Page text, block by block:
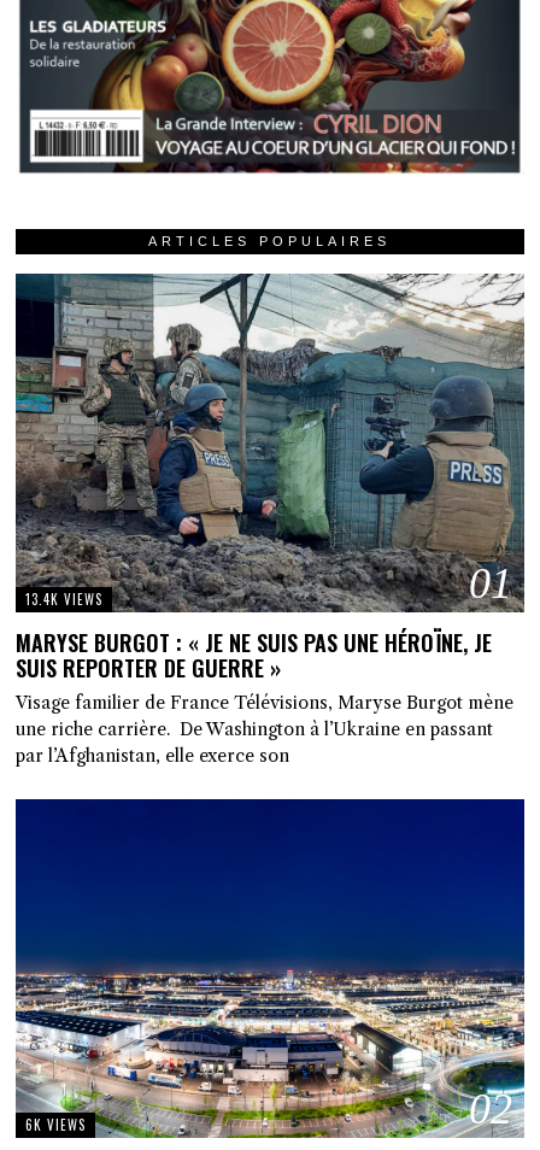
ARTICLES POPULAIRES
01
13.4K VIEWS
MARYSE BURGOT : « JE NE SUIS PAS UNE HÉROÏNE, JE
SUIS REPORTER DE GUERRE »
Visage familier de France Télévisions, Maryse Burgot mène
une riche carrière. De Washington à l’Ukraine en passant
par l’Afghanistan, elle exerce son
02
6K VIEWS